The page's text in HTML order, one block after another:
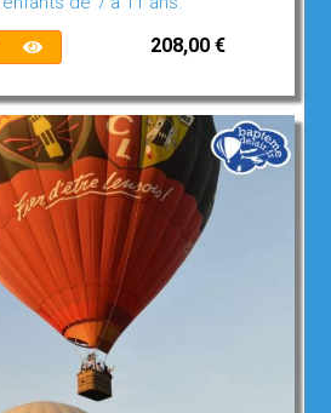
208,00 €